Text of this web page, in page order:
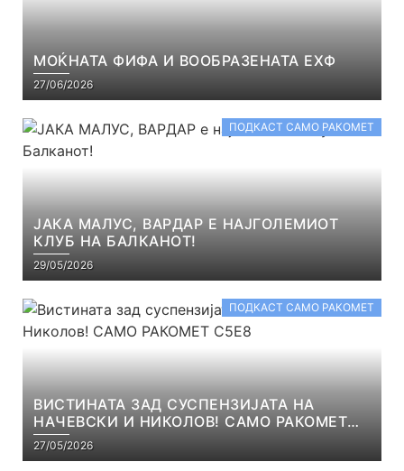
МОЌНАТА ФИФА И ВООБРАЗЕНАТА ЕХФ
27/06/2026
ПОДКАСТ САМО РАКОМЕТ
ЈАКА МАЛУС, ВАРДАР Е НАЈГОЛЕМИОТ
КЛУБ НА БАЛКАНОТ!
29/05/2026
ПОДКАСТ САМО РАКОМЕТ
ВИСТИНАТА ЗАД СУСПЕНЗИЈАТА НА
НАЧЕВСКИ И НИКОЛОВ! САМО РАКОМЕТ
С5Е8
27/05/2026